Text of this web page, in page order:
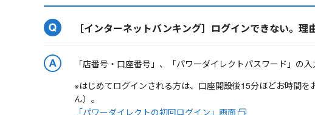
［インターネットバンキング］ログインできない。理
「店番号・口座番号」、「パワーダイレクトパスワード」の
※はじめてログインされる方は、口座開設後15分ほどお時間
ん）。
「パワーダイレクトの初回ログイン」画面